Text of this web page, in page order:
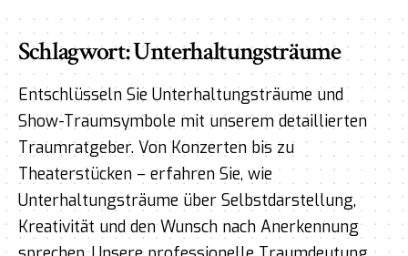
Schlagwort:Unterhaltungsträume
Entschlüsseln Sie Unterhaltungsträume und
Show-Traumsymbole mit unserem detaillierten
Traumratgeber. Von Konzerten bis zu
Theaterstücken – erfahren Sie, wie
Unterhaltungsträume über Selbstdarstellung,
Kreativität und den Wunsch nach Anerkennung